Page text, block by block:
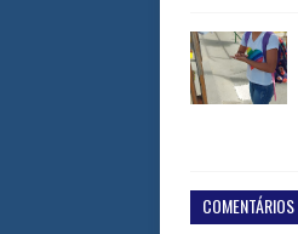
COMENTÁRIOS